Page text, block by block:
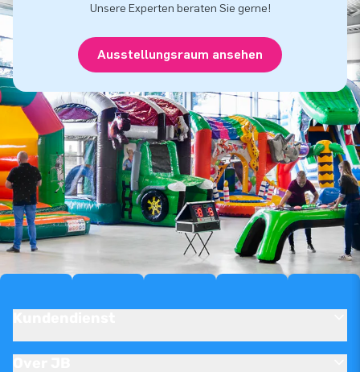
Unsere Experten beraten Sie gerne!
Ausstellungsraum ansehen